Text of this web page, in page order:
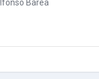
Barea